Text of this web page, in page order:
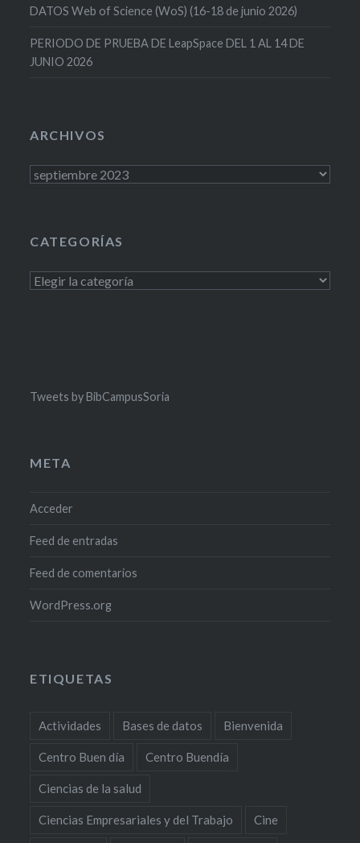
DATOS Web of Science (WoS) (16-18 de junio 2026)
PERIODO DE PRUEBA DE LeapSpace DEL 1 AL 14 DE
JUNIO 2026
ARCHIVOS
Archivos
CATEGORÍAS
Categorías
Tweets by BibCampusSoria
META
Acceder
Feed de entradas
Feed de comentarios
WordPress.org
ETIQUETAS
Actividades Bases de datos Bienvenida
Centro Buen día Centro Buendía
Ciencias de la salud
Ciencias Empresariales y del Trabajo Cine